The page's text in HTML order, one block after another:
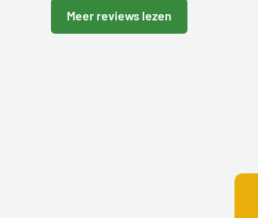
Meer reviews lezen